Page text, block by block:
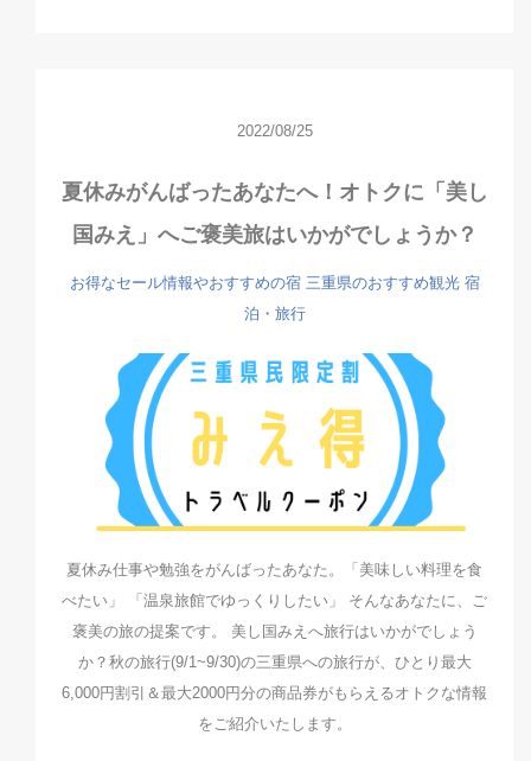
2022/08/25
夏休みがんばったあなたへ！オトクに「美し
国みえ」へご褒美旅はいかがでしょうか？
お得なセール情報やおすすめの宿 三重県のおすすめ観光 宿
泊・旅行
夏休み仕事や勉強をがんばったあなた。「美味しい料理を食
べたい」 「温泉旅館でゆっくりしたい」 そんなあなたに、ご
褒美の旅の提案です。 美し国みえへ旅行はいかがでしょう
か？秋の旅行(9/1~9/30)の三重県への旅行が、ひとり最大
6,000円割引＆最大2000円分の商品券がもらえるオトクな情報
をご紹介いたします。